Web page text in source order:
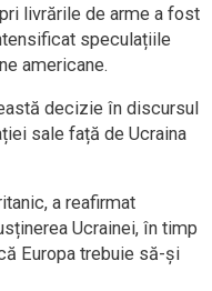
livrările de arme a fost
speculațiile
americane.
decizie în discursul
sale față de Ucraina
a reafirmat
Ucrainei, în timp
Europa trebuie să-și